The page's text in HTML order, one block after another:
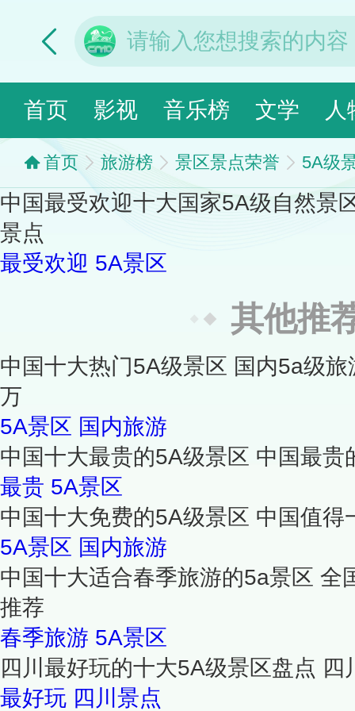
首页 影视 音乐榜 文学 人
首页 旅游榜 景区景点荣誉 5A级
中国最受欢迎十大国家5A级自然景
景点
最受欢迎 5A景区
其他推
中国十大热门5A级景区 国内5a级
万
5A景区 国内旅游
中国十大最贵的5A级景区 中国最贵
最贵 5A景区
中国十大免费的5A级景区 中国值得
5A景区 国内旅游
中国十大适合春季旅游的5a景区 全
推荐
春季旅游 5A景区
四川最好玩的十大5A级景区盘点 四
最好玩 四川景点